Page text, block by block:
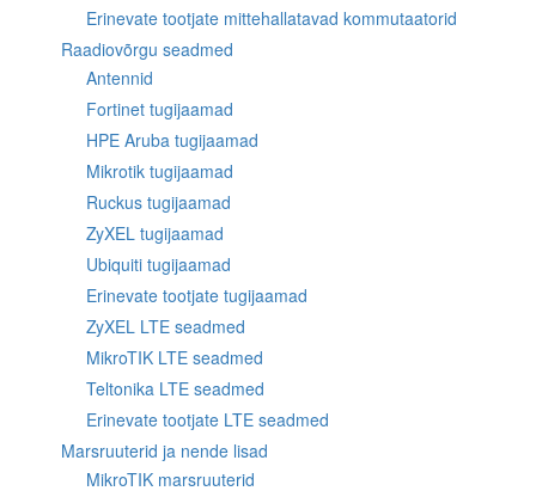
Erinevate tootjate mittehallatavad kommutaatorid
Raadiovõrgu seadmed
Antennid
Fortinet tugijaamad
HPE Aruba tugijaamad
Mikrotik tugijaamad
Ruckus tugijaamad
ZyXEL tugijaamad
Ubiquiti tugijaamad
Erinevate tootjate tugijaamad
ZyXEL LTE seadmed
MikroTIK LTE seadmed
Teltonika LTE seadmed
Erinevate tootjate LTE seadmed
Marsruuterid ja nende lisad
MikroTIK marsruuterid